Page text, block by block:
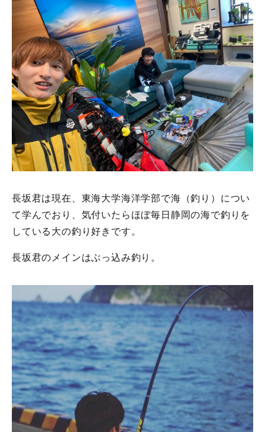
長坂君は現在、東海大学海洋学部で海（釣り）につい
て学んでおり、気付いたらほぼ毎日静岡の海で釣りを
している大の釣り好きです。
長坂君のメインはぶっ込み釣り。